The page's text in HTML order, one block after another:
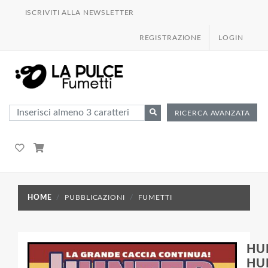
ISCRIVITI ALLA NEWSLETTER
REGISTRAZIONE LOGIN
RICERCA AVANZATA
HOME PUBBLICAZIONI FUMETTI